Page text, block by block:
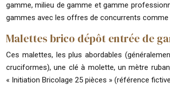
gamme, milieu de gamme et gamme
gammes avec les offres de concurrents
Malettes brico dépôt entrée de
Ces malettes, les plus abordables
cruciformes), une clé à molette, un mètre
« Initiation Bricolage 25 pièces » (référence